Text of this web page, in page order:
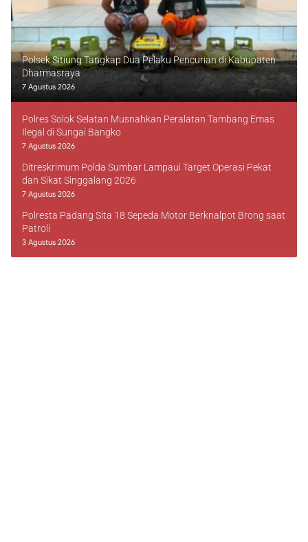
Polsek Sitiung Tangkap Dua Pelaku Pencurian di Kabupaten
Dharmasraya
7 Agustus 2026
Polres Solok Selatan Musnahkan Peralatan Tambang Emas
Ilegal di Sungai Bangko
7 Agustus 2026
Ditreskrimum Polda Sumbar Lampaui Target Operasi Pekat
dan Sikat Singgalang 2026
7 Agustus 2026
Polresta Padang Sita 18 Sepeda Motor Berknalpot Brong saat
Patroli
3 Agustus 2026